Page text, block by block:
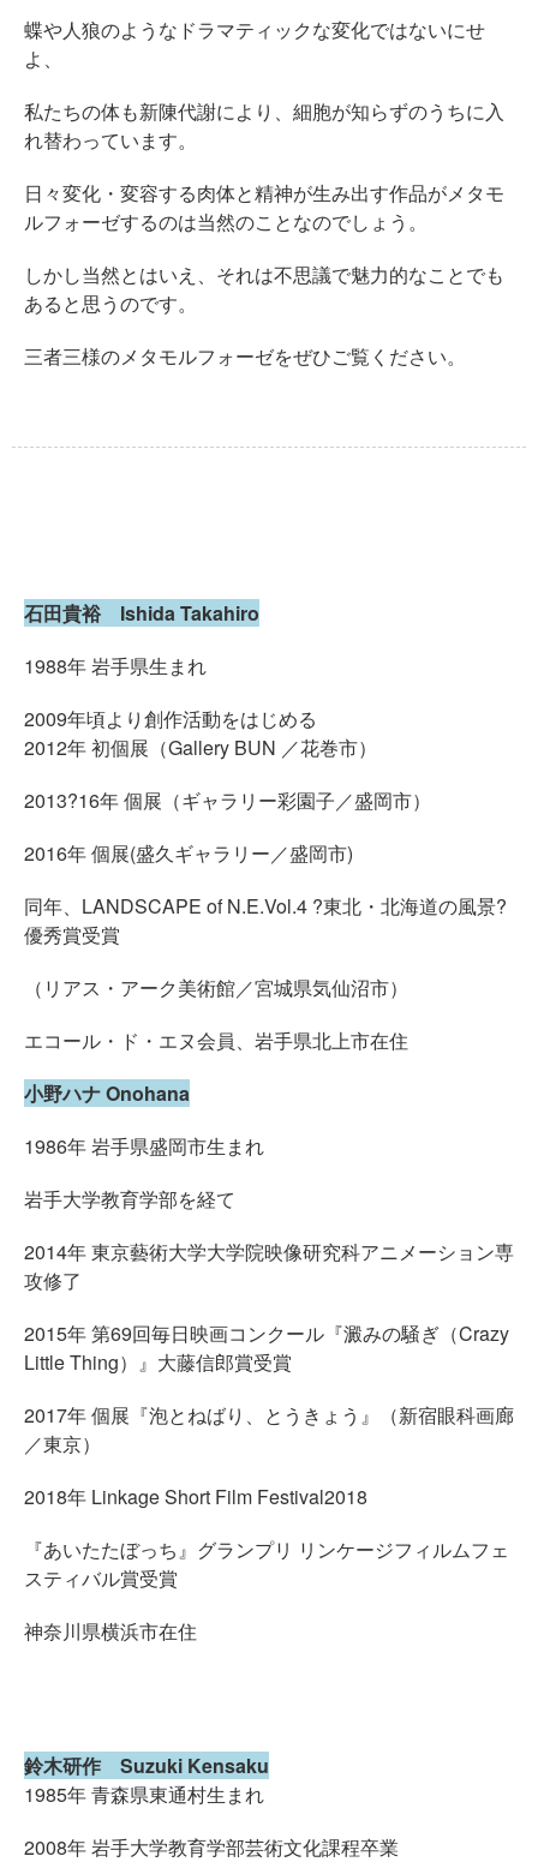
蝶や人狼のようなドラマティックな変化ではないにせ
よ、
私たちの体も新陳代謝により、細胞が知らずのうちに入
れ替わっています。
日々変化・変容する肉体と精神が生み出す作品がメタモ
ルフォーゼするのは当然のことなのでしょう。
しかし当然とはいえ、それは不思議で魅力的なことでも
あると思うのです。
三者三様のメタモルフォーゼをぜひご覧ください。
石田貴裕 Ishida Takahiro
1988年 岩手県生まれ
2009年頃より創作活動をはじめる
2012年 初個展（Gallery BUN ／花巻市）
2013?16年 個展（ギャラリー彩園子／盛岡市）
2016年 個展(盛久ギャラリー／盛岡市)
同年、LANDSCAPE of N.E.Vol.4 ?東北・北海道の風景?
優秀賞受賞
（リアス・アーク美術館／宮城県気仙沼市）
エコール・ド・エヌ会員、岩手県北上市在住
小野ハナ Onohana
1986年 岩手県盛岡市生まれ
岩手大学教育学部を経て
2014年 東京藝術大学大学院映像研究科アニメーション専
攻修了
2015年 第69回毎日映画コンクール『澱みの騒ぎ（Crazy
Little Thing）』大藤信郎賞受賞
2017年 個展『泡とねばり、とうきょう』（新宿眼科画廊
／東京）
2018年 Linkage Short Film Festival2018
『あいたたぼっち』グランプリ リンケージフィルムフェ
スティバル賞受賞
神奈川県横浜市在住
鈴木研作 Suzuki Kensaku
1985年 青森県東通村生まれ
2008年 岩手大学教育学部芸術文化課程卒業